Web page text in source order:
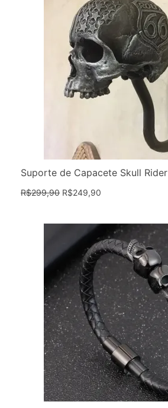
Suporte de Capacete Skull Rider
R$299,90 R$249,90